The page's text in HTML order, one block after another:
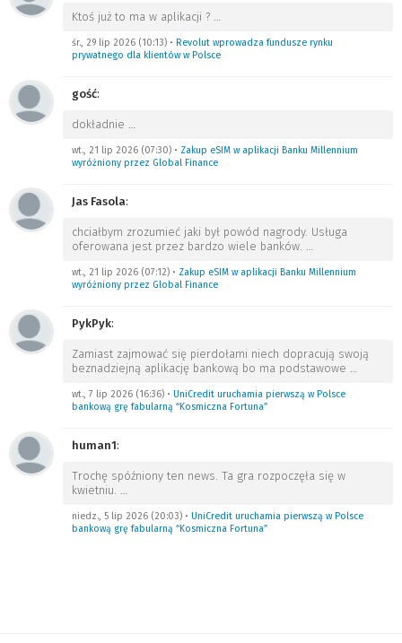
Ktoś już to ma w aplikacji ? …
śr., 29 lip 2026 (10:13) • Revolut wprowadza fundusze rynku
prywatnego dla klientów w Polsce
gość:
dokładnie …
wt., 21 lip 2026 (07:30) • Zakup eSIM w aplikacji Banku Millennium
wyróżniony przez Global Finance
Jas Fasola:
chciałbym zrozumieć jaki był powód nagrody. Usługa
oferowana jest przez bardzo wiele banków. …
wt., 21 lip 2026 (07:12) • Zakup eSIM w aplikacji Banku Millennium
wyróżniony przez Global Finance
PykPyk:
Zamiast zajmować się pierdołami niech dopracują swoją
beznadziejną aplikację bankową bo ma podstawowe …
wt., 7 lip 2026 (16:36) • UniCredit uruchamia pierwszą w Polsce
bankową grę fabularną “Kosmiczna Fortuna”
human1:
Trochę spóźniony ten news. Ta gra rozpoczęła się w
kwietniu. …
niedz., 5 lip 2026 (20:03) • UniCredit uruchamia pierwszą w Polsce
bankową grę fabularną “Kosmiczna Fortuna”